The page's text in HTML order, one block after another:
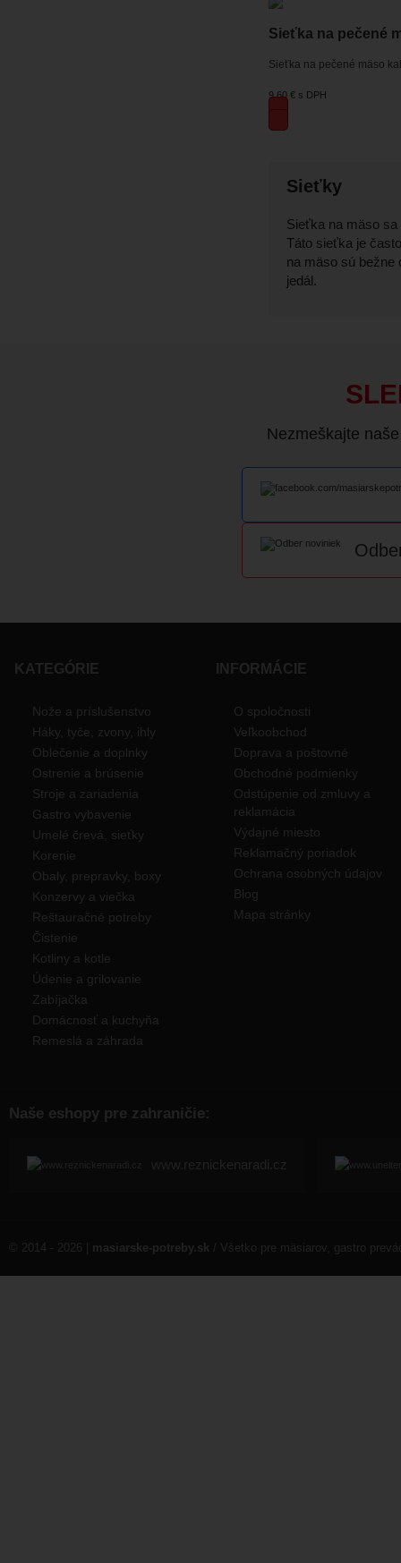
Sieťka na pečené
Sieťka na pečené mäso
9,60 € s DPH
Sieťky
Sieťka na mäso sa
Táto sieťka je
na mäso sú bežne
jedál.
Nezmeškajte
KATEGÓRIE
Nože a príslušenstvo
Háky, tyče, zvony, ihly
Oblečenie a doplnky
Ostrenie a brúsenie
Stroje a zariadenia
Gastro vybavenie
Umelé črevá, sieťky
Korenie
Obaly, prepravky, boxy
Konzervy a viečka
Reštauračné potreby
Čistenie
Kotliny a kotle
Údenie a grilovanie
Zabíjačka
Domácnosť a kuchyňa
Remeslá a záhrada
INFORMÁCIE
O spoločnosti
Veľkoobchod
Doprava a poštovné
Obchodné podmienky
Odstúpenie od zmluvy a
reklamácia
Výdajné miesto
Reklamačný poriadok
Ochrana osobných údajov
Blog
Mapa stránky
Naše eshopy pre zahraničie:
www.reznickenaradi.cz
© 2014 - 2026 | masiarske-potreby.sk / Všetko pre mäsiarov, gastro